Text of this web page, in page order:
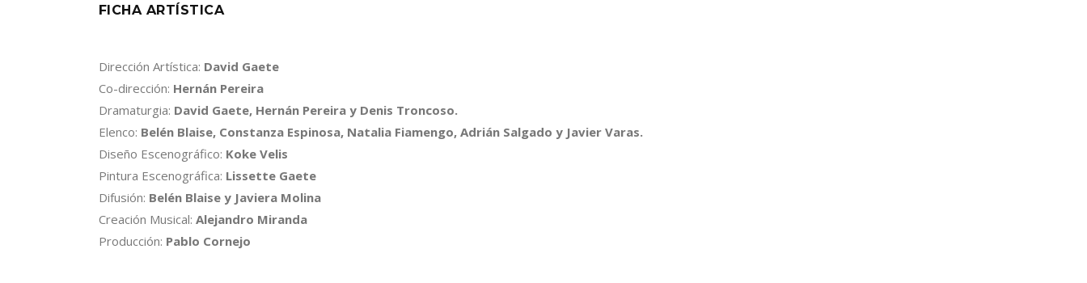
FICHA ARTÍSTICA
Dirección Artística: David Gaete
Co-dirección: Hernán Pereira
Dramaturgia: David Gaete, Hernán Pereira y Denis Troncoso.
Elenco: Belén Blaise, Constanza Espinosa, Natalia Fiamengo, Adrián Salgado y Javier Varas.
Diseño Escenográfico: Koke Velis
Pintura Escenográfica: Lissette Gaete
Difusión: Belén Blaise y Javiera Molina
Creación Musical: Alejandro Miranda
Producción: Pablo Cornejo